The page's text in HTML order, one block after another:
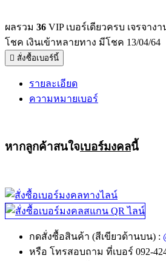
ผลรวม 36 VIP เบอร์เดียวครบ เจรจา
โชค เงินเข้าหลายทาง มีโชค 13/04/64
สั่งซื้อเบอร์นี้
รายละเอียด
ความหมายเบอร์
หากลูกค้าสนใจเบอร์มงคลนี้
กดสั่งซื้อสินค้า (สีเขียวด้านบน) :
หรือ โทรสอบถาม ที่เบอร์ 092-